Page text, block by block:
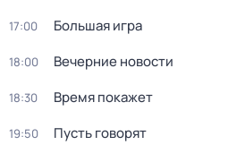
17:00 Большая игра
18:00 Вечерние новости
18:30 Время покажет
19:50 Пусть говорят